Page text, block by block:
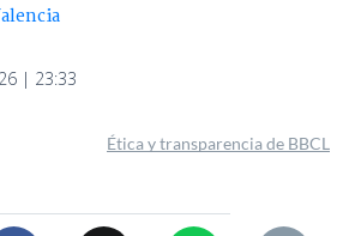
| 23:33
Ética y transparencia de BBCL